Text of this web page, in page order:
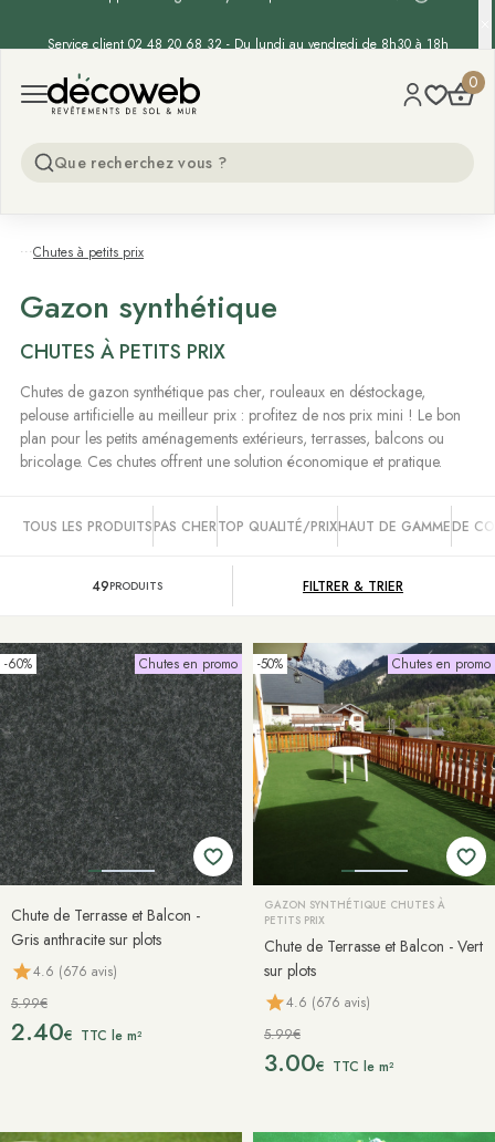
Open menu
Decoweb 0
...Chutes à petits prix
Gazon synthétique
CHUTES À PETITS PRIX
Chutes de gazon synthétique pas cher, rouleaux en déstockage,
pelouse artificielle au meilleur prix : profitez de nos prix mini ! Le bon
plan pour les petits aménagements extérieurs, terrasses, balcons ou
bricolage. Ces chutes offrent une solution économique et pratique.
TOUS LES PRODUITSPAS CHERTOP QUALITÉ/PRIXHAUT DE GAMMEDE
49PRODUITS FILTRER & TRIER
-60% Chutes en promo
Chute de Terrasse et Balcon -
Gris anthracite sur plots
4.6 (676 avis)
5.99€
2.40€ TTC le m²
-50% Chutes en promo
GAZON SYNTHÉTIQUE CHUTES À
PETITS PRIX
Chute de Terrasse et Balcon - Vert
sur plots
4.6 (676 avis)
5.99€
3.00€ TTC le m²